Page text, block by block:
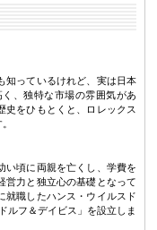
知っているけれど、実は日本
、独特な市場の雰囲気があ
史をひもとくと、ロレックス
い頃に両親を亡くし、学費を
営力と独立心の基礎となって
就職したハンス・ウイルスド
ルフ＆デイビス」を設立しま